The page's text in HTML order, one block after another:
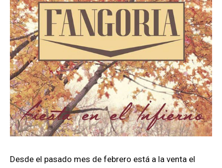
Desde el pasado mes de febrero está a la venta el